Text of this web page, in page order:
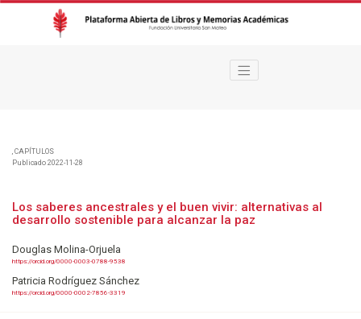
, CAPÍTULOS
Los saberes ancestrales y el buen vivir: alternativas al
desarrollo sostenible para alcanzar la paz
Publicado 2022-11-28
Douglas Molina-Orjuela
https://orcid.org/0000-0003-0788-9538
Patricia Rodríguez Sánchez
https://orcid.org/0000-0002-7856-3319